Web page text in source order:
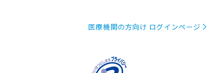
医療機関の方向け ログインページ